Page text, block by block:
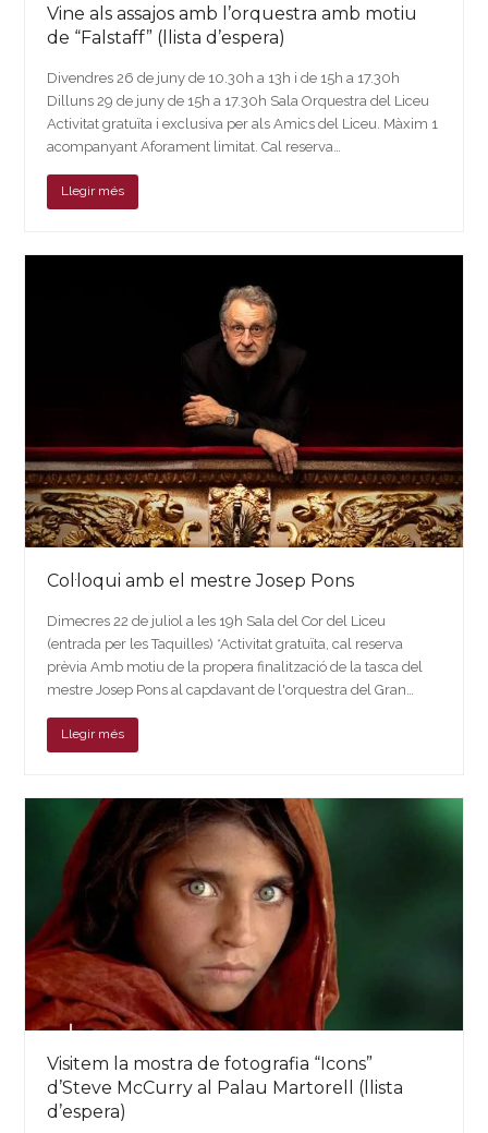
Vine als assajos amb l’orquestra amb motiu
de “Falstaff” (llista d’espera)
Divendres 26 de juny de 10.30h a 13h i de 15h a 17.30h
Dilluns 29 de juny de 15h a 17.30h Sala Orquestra del Liceu
Activitat gratuïta i exclusiva per als Amics del Liceu. Màxim 1
acompanyant Aforament limitat. Cal reserva…
Llegir més
Col·loqui amb el mestre Josep Pons
Dimecres 22 de juliol a les 19h Sala del Cor del Liceu
(entrada per les Taquilles) *Activitat gratuïta, cal reserva
prèvia Amb motiu de la propera finalització de la tasca del
mestre Josep Pons al capdavant de l'orquestra del Gran…
Llegir més
Visitem la mostra de fotografia “Icons”
d’Steve McCurry al Palau Martorell (llista
d’espera)